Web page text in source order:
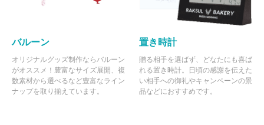
バルーン
オリジナルグッズ制作ならバルーン
がオススメ！豊富なサイズ展開、複
数素材から選べるなど豊富なライン
ナップを取り揃えています。
置き時計
贈る相手を選ばず、どなたにも喜ば
れる置き時計。日頃の感謝を伝えた
い相手への御礼やキャンペーンの景
品などにおすすめです。